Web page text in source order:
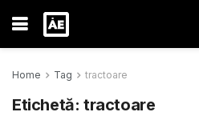
Home Tag tractoare
Etichetă: tractoare